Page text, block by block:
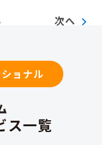
次へ
ョナル
ス一覧